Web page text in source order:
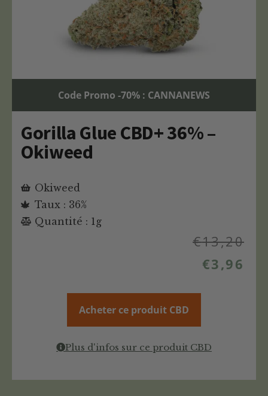
Code Promo -70% : CANNANEWS
Gorilla Glue CBD+ 36% –
Okiweed
Okiweed
Taux : 36%
Quantité : 1g
€13,20
€3,96
Acheter ce produit CBD
Plus d'infos sur ce produit CBD